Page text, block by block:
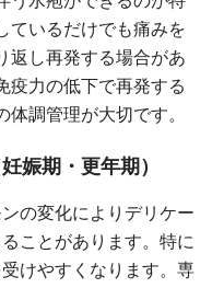
ているだけでも痛みを
返し再発する場合があ
疫力の低下で再発する
調管理が大切です。
娠期・更年期）
の変化によりデリケー
ことがあります。特に
けやすくなります。専